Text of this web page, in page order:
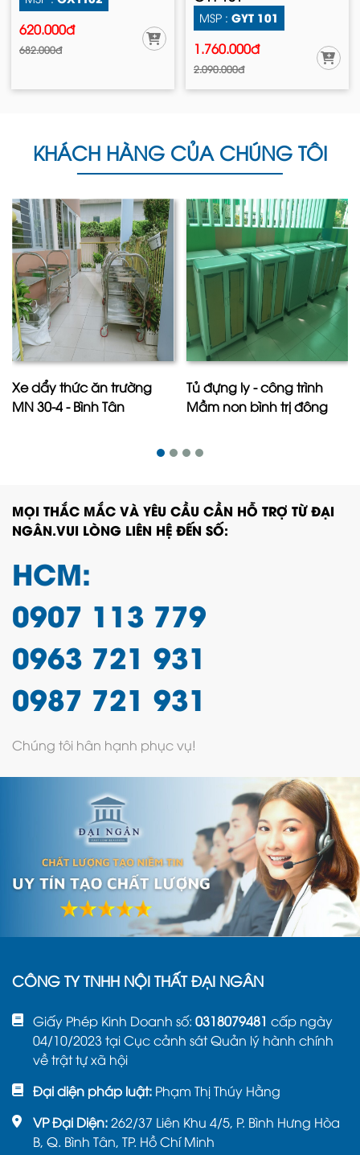
620.000đ
682.000đ
MSP : GYT 101
1.760.000đ
2.090.000đ
KHÁCH HÀNG CỦA CHÚNG TÔI
Xe dẩy thức ăn trường
MN 30-4 - Bình Tân
Tủ đựng ly - công trình
Mầm non bình trị đông
MỌI THẮC MẮC VÀ YÊU CẦU CẦN HỖ TRỢ TỪ ĐẠI
NGÂN.VUI LÒNG LIÊN HỆ ĐẾN SỐ:
HCM:
0907 113 779
0963 721 931
0987 721 931
Chúng tôi hân hạnh phục vụ!
CÔNG TY TNHH NỘI THẤT ĐẠI NGÂN
Giấy Phép Kinh Doanh số: 0318079481 cấp ngày
04/10/2023 tại Cục cảnh sát Quản lý hành chính
về trật tự xã hội
Đại diện pháp luật: Phạm Thị Thúy Hằng
VP Đại Diện:262/37 Liên Khu 4/5, P. Bình Hưng Hòa
B, Q. Bình Tân, TP. Hồ Chí Minh